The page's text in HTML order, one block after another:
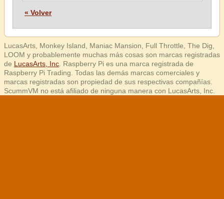
« Volver
LucasArts, Monkey Island, Maniac Mansion, Full Throttle, The Dig,
LOOM y probablemente muchas más cosas son marcas registradas
de LucasArts, Inc . Raspberry Pi es una marca registrada de
Raspberry Pi Trading. Todas las demás marcas comerciales y
marcas registradas son propiedad de sus respectivas compañías.
ScummVM no está afiliado de ninguna manera con LucasArts, Inc.